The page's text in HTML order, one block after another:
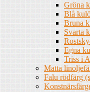
Gröna
Blå
Bruna
Svarta
Egna
Triss i
Matta
Falu rödfärg